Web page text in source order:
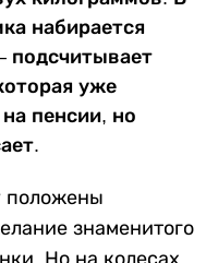
набирается
подсчитывает
уже
пенсии, но
положены
знаменитого
Но на колесах